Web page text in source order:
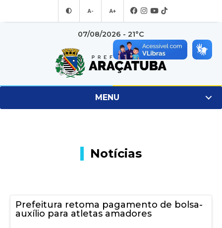
A- A+
07/08/2026 - 21°C
MENU
Notícias
Prefeitura retoma pagamento de bolsa-
auxílio para atletas amadores